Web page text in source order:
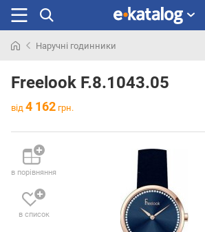
раніше
Наручні годинники
Freelook F.8.1043.05
від 4 162 грн.
в порівняння
в список